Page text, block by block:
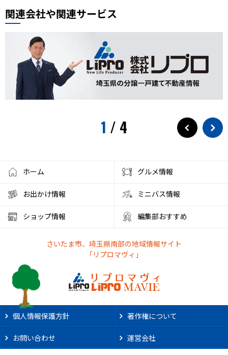
関連会社や関連サービス
1 / 4
ホーム グルメ情報
お出かけ情報 ミニバス情報
ショップ情報 編集部おすすめ
さいたま市、埼玉県南部の地域情報サイト
「リプロマヴィ」
個人情報保護方針 著作権について
お問い合わせ 運営会社